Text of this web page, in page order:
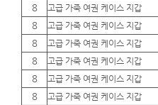
8
고급 가죽 여권 케이스 지갑
8
고급 가죽 여권 케이스 지갑
8
고급 가죽 여권 케이스 지갑
8
고급 가죽 여권 케이스 지갑
8
고급 가죽 여권 케이스 지갑
8
고급 가죽 여권 케이스 지갑